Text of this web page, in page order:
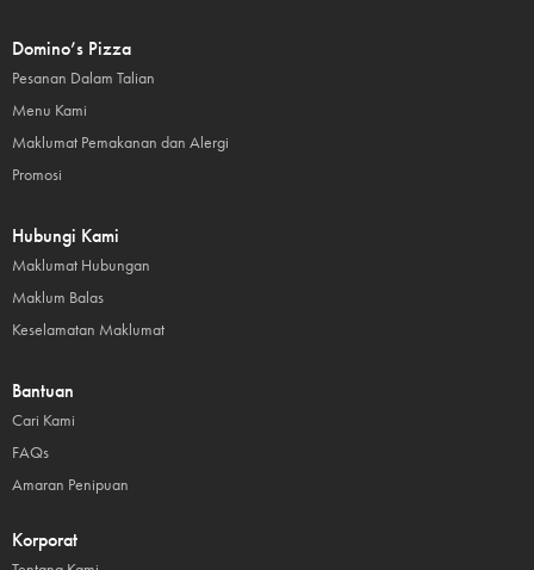
Domino’s Pizza
Pesanan Dalam Talian
Menu Kami
Maklumat Pemakanan dan Alergi
Promosi
Hubungi Kami
Maklumat Hubungan
Maklum Balas
Keselamatan Maklumat
Bantuan
Cari Kami
FAQs
Amaran Penipuan
Korporat